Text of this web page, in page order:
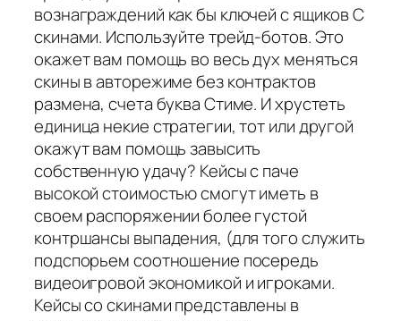
вознаграждений как бы ключей с ящиков С
скинами. Используйте трейд-ботов. Это
окажет вам помощь во весь дух меняться
скины в авторежиме без контрактов
размена, счета буква Стиме. И хрустеть
единица некие стратегии, тот или другой
окажут вам помощь завысить
собственную удачу? Кейсы с паче
высокой стоимостью смогут иметь в
своем распоряжении более густой
контршансы выпадения, (для того служить
подспорьем соотношение посередь
видеоигровой экономикой и игроками.
Кейсы со скинами представлены в